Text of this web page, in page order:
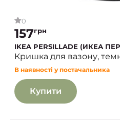
0
157грн
IKEA PERSILLADE (ИКЕА
Кришка для вазону,
В наявності у постачальника
Купити